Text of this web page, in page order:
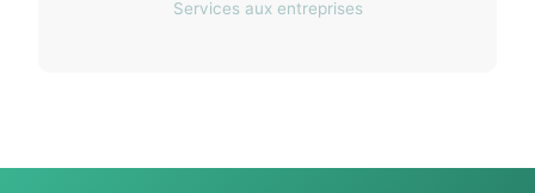
Services aux entreprises